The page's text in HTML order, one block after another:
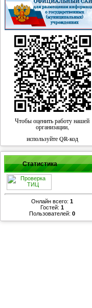
Чтобы оценить работу нашей
организации,
используйте QR-код
Статистика
Онлайн всего:1
Гостей:1
Пользователей:0